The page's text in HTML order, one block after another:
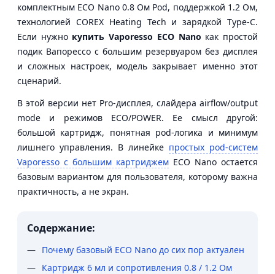
комплектным ECO Nano 0.8 Ом Pod, поддержкой 1.2 Ом,
технологией COREX Heating Tech и зарядкой Type-C.
Если нужно купить Vaporesso ECO Nano как простой
подик Вапорессо с большим резервуаром без дисплея
и сложных настроек, модель закрывает именно этот
сценарий.
В этой версии нет Pro-дисплея, слайдера airflow/output
mode и режимов ECO/POWER. Ее смысл другой:
большой картридж, понятная pod-логика и минимум
лишнего управления. В линейке простых pod-систем
Vaporesso с большим картриджем ECO Nano остается
базовым вариантом для пользователя, которому важна
практичность, а не экран.
Содержание:
Почему базовый ECO Nano до сих пор актуален
Картридж 6 мл и сопротивления 0.8 / 1.2 Ом